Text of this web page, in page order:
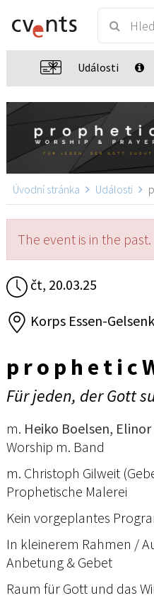
Události
Úvodní stránka Události
The event is in the past.
čt, 20.03.25
Korps Essen-
p r o p h e t i c
Für jeden, der Gott
m. Heiko Boelsen, Elinor
Worship m. Band
m. Christoph Gilweit
Prophetische Malerei
Kein vorgeplantes
In kleinerem Rahmen /
Anbetung & Gebet
Raum für Gott und das